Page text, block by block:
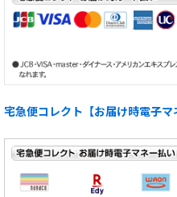
宅急便コレクト【お届け時電子マ